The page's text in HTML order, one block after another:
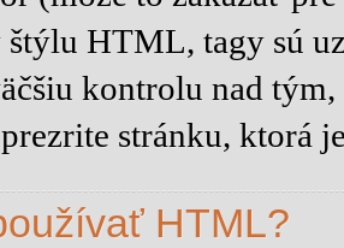
HTML, tagy sú
kontrolu nad
stránku, ktorá
HTML?